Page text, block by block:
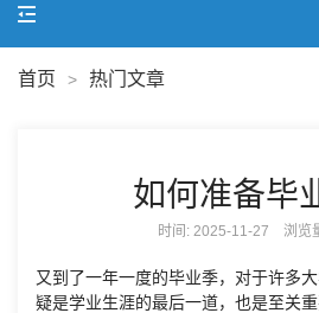
首页 > 热门文章
如何准备毕
时间: 2025-11-27 浏览
又到了一年一度的毕业季，对于许多
疑是学业生涯的最后一道，也是至关